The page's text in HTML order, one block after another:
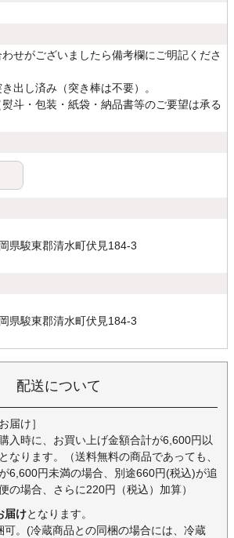
せがございましたら備考欄にご明記くださ
出し済み（突き棒は不要）。
斗・包装・紙袋・納品書等のご要望は承る
県駿東郡清水町伏見184-3
県駿東郡清水町伏見184-3
配送について
届け］
入時に、お買い上げ金額合計が6,600円以
なります。（送料無料の商品であっても、
6,600円未満の場合、別途660円(税込)が追
の場合、さらに220円（税込）加算）
届けとなります。
可。(冷蔵商品との同梱の場合には、冷蔵